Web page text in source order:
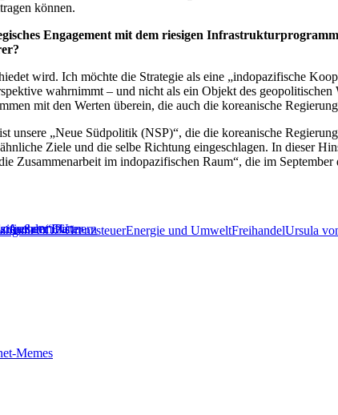
können.
Engagement mit dem riesigen
wird. Ich möchte die Strategie als eine „indopazifische
wahrnimmt – und nicht als ein Objekt des
mit den Werten überein, die auch die koreanische
„Neue Südpolitik (NSP)“, die die koreanische
Ziele und die selbe Richtung eingeschlagen. In dieser
im indopazifischen Raum“, die im September
Außenminister
der EUPartnern
CO2-GrenzsteuerEnergie und UmweltFreihandelUrsula
Memes